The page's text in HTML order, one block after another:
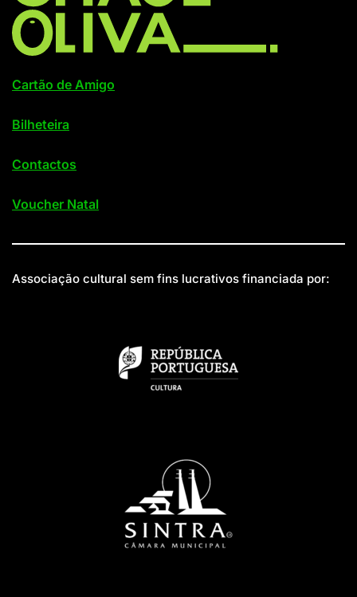
Cartão de Amigo
Bilheteira
Contactos
Voucher Natal
Associação cultural sem fins lucrativos financiada por: